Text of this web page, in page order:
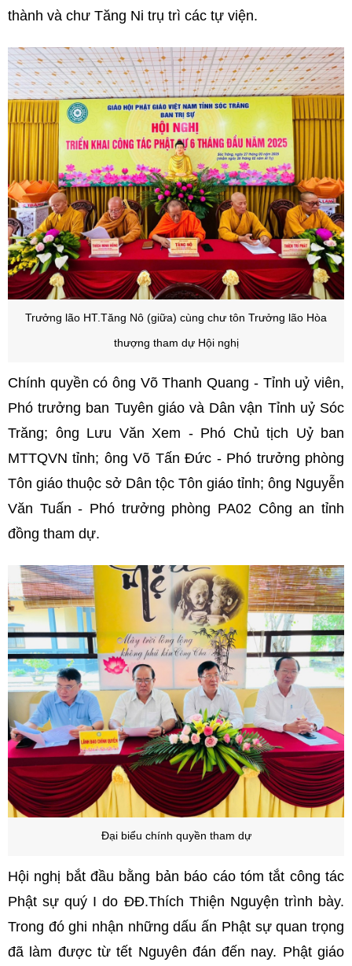
thành và chư Tăng Ni trụ trì các tự viện.
Trưởng lão HT.Tăng Nô (giữa) cùng chư tôn Trưởng lão Hòa
thượng tham dự Hội nghị
Chính quyền có ông Võ Thanh Quang - Tỉnh uỷ viên,
Phó trưởng ban Tuyên giáo và Dân vận Tỉnh uỷ Sóc
Trăng; ông Lưu Văn Xem - Phó Chủ tịch Uỷ ban
MTTQVN tỉnh; ông Võ Tấn Đức - Phó trưởng phòng
Tôn giáo thuộc sở Dân tộc Tôn giáo tỉnh; ông Nguyễn
Văn Tuấn - Phó trưởng phòng PA02 Công an tỉnh
đồng tham dự.
Đại biểu chính quyền tham dự
Hội nghị bắt đầu bằng bản báo cáo tóm tắt công tác
Phật sự quý I do ĐĐ.Thích Thiện Nguyện trình bày.
Trong đó ghi nhận những dấu ấn Phật sự quan trọng
đã làm được từ tết Nguyên đán đến nay. Phật giáo